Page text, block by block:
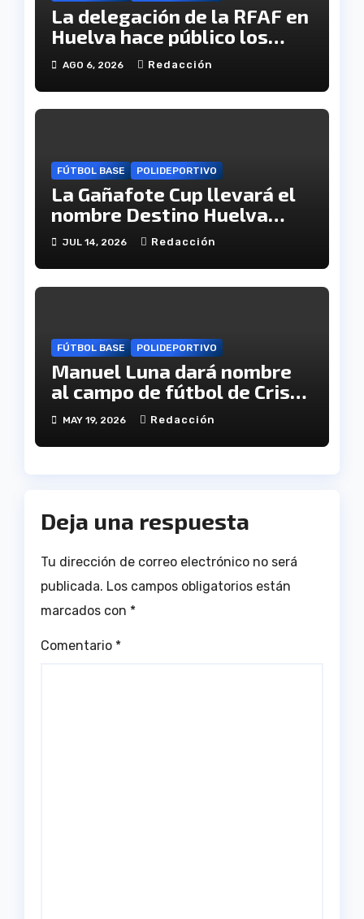
La delegación de la RFAF en
Huelva hace público los
calendarios de la categoría
juvenil
AGO 6, 2026 Redacción
FÚTBOL BASE POLIDEPORTIVO
La Gañafote Cup llevará el
nombre Destino Huelva
para reforzar la proyección
provincia
JUL 14, 2026 Redacción
FÚTBOL BASE POLIDEPORTIVO
Manuel Luna dará nombre
al campo de fútbol de Cristo
Pobre
MAY 19, 2026 Redacción
Deja una respuesta
Tu dirección de correo electrónico no será
publicada. Los campos obligatorios están
marcados con *
Comentario *